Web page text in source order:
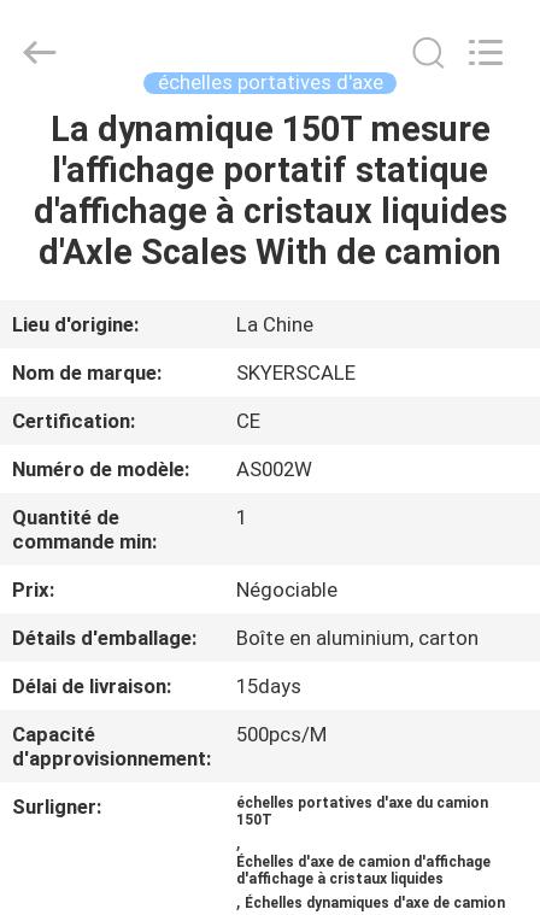
MAISON
VIDÉOS
À
PROPOS
DE
VISITE
DE
L'USINE
CONTRÔLE
Co.,Limited.
échelles portatives d'axe
La dynamique 150T mesure
l'affichage portatif statique
d'affichage à cristaux liquides
d'Axle Scales With de camion
Lieu d'origine:
La Chine
Nom de marque:
SKYERSCALE
Certification:
CE
Numéro de modèle:
AS002W
Quantité de
commande min:
1
Prix:
Négociable
Détails d'emballage:
Boîte en aluminium, carton
Délai de livraison:
15days
Capacité
d'approvisionnement:
500pcs/M
Surligner:
échelles portatives d'axe du camion
150T
,
Échelles d'axe de camion d'affichage
d'affichage à cristaux liquides
, Échelles dynamiques d'axe de camion